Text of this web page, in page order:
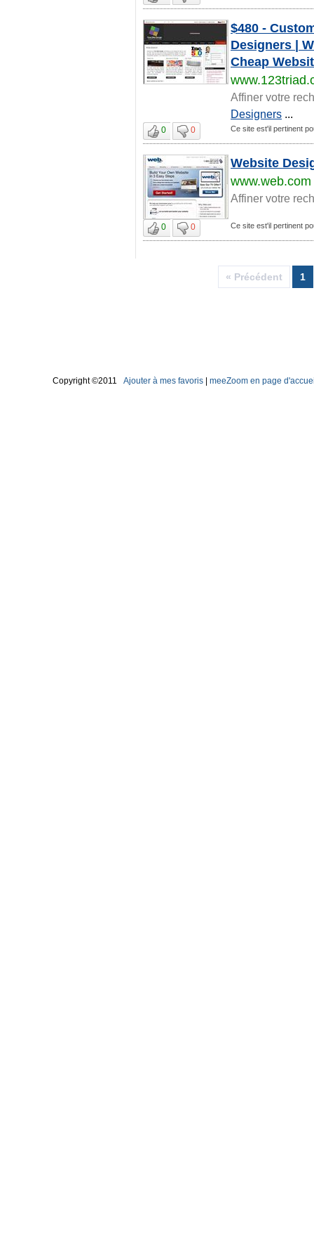
$480 -
Designers |
Cheap
Affiner votre
Designers ...
0 0 Ce site est'il pertinent
Website
www.web.com
Affiner votre
0 0 Ce site est'il pertinent
1
« Précédent
Copyright ©2011 Ajouter à mes favoris meeZoom en page